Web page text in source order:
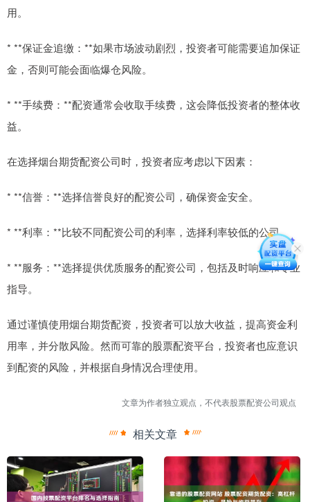
用。
* **保证金追缴：**如果市场波动剧烈，投资者可能需要追加保证
金，否则可能会面临爆仓风险。
* **手续费：**配资通常会收取手续费，这会降低投资者的整体收
益。
在选择烟台期货配资公司时，投资者应考虑以下因素：
* **信誉：**选择信誉良好的配资公司，确保资金安全。
* **利率：**比较不同配资公司的利率，选择利率较低的公司。
* **服务：**选择提供优质服务的配资公司，包括及时响应和专业
指导。
通过谨慎使用烟台期货配资，投资者可以放大收益，提高资金利
用率，并分散风险。然而可靠的股票配资平台，投资者也应意识
到配资的风险，并根据自身情况合理使用。
文章为作者独立观点，不代表股票配资公司观点
相关文章